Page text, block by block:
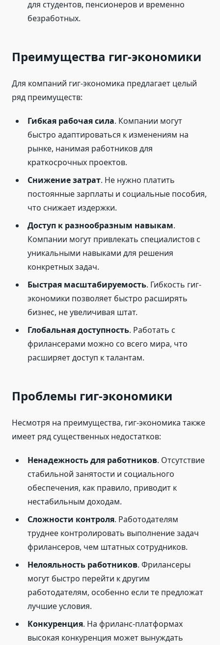
для студентов, пенсионеров и временно
безработных.
Преимущества гиг-экономики
Для компаний гиг-экономика предлагает целый
ряд преимуществ:
Гибкая рабочая сила. Компании могут
быстро адаптироваться к изменениям на
рынке, нанимая работников для
краткосрочных проектов.
Снижение затрат. Не нужно платить
постоянные зарплаты и социальные пособия,
что снижает издержки.
Доступ к разнообразным навыкам.
Компании могут привлекать специалистов с
уникальными навыками для решения
конкретных задач.
Быстрая масштабируемость. Гибкость гиг-
экономики позволяет быстро расширять
бизнес, не увеличивая штат.
Глобальная доступность. Работать с
фрилансерами можно со всего мира, что
расширяет доступ к талантам.
Проблемы гиг-экономики
Несмотря на преимущества, гиг-экономика также
имеет ряд существенных недостатков:
Ненадежность для работников. Отсутствие
стабильной занятости и социального
обеспечения, как правило, приводит к
нестабильным доходам.
Сложности контроля. Работодателям
труднее контролировать выполнение задач
фрилансеров, чем штатных сотрудников.
Нелояльность работников. Фрилансеры
могут быстро перейти к другим
работодателям, особенно если те предложат
лучшие условия.
Конкуренция. На фриланс-платформах
высокая конкуренция может вынуждать